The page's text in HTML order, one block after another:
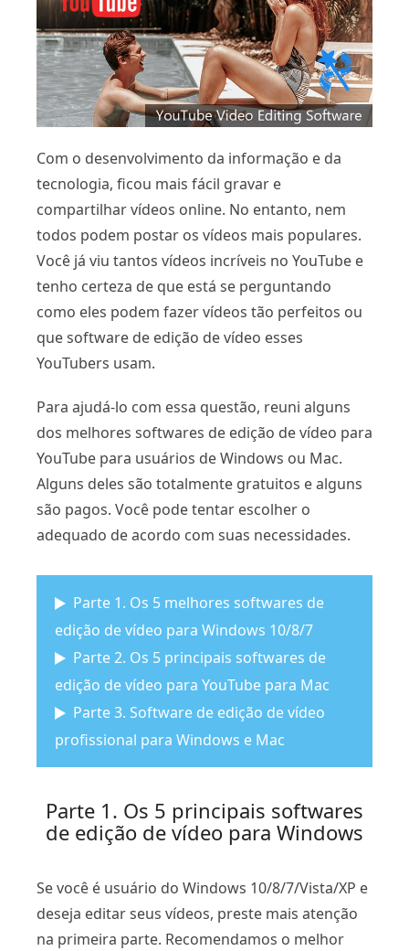
Com o desenvolvimento da informação e da
tecnologia, ficou mais fácil gravar e
compartilhar vídeos online. No entanto, nem
todos podem postar os vídeos mais populares.
Você já viu tantos vídeos incríveis no YouTube e
tenho certeza de que está se perguntando
como eles podem fazer vídeos tão perfeitos ou
que software de edição de vídeo esses
YouTubers usam.
Para ajudá-lo com essa questão, reuni alguns
dos melhores softwares de edição de vídeo para
YouTube para usuários de Windows ou Mac.
Alguns deles são totalmente gratuitos e alguns
são pagos. Você pode tentar escolher o
adequado de acordo com suas necessidades.
Parte 1. Os 5 melhores softwares de
edição de vídeo para Windows 10/8/7
Parte 2. Os 5 principais softwares de
edição de vídeo para YouTube para Mac
Parte 3. Software de edição de vídeo
profissional para Windows e Mac
Parte 1. Os 5 principais softwares
de edição de vídeo para Windows
Se você é usuário do Windows 10/8/7/Vista/XP e
deseja editar seus vídeos, preste mais atenção
na primeira parte. Recomendamos o melhor